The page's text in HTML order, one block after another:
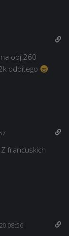
obj.260
odbitego
francuskich
08:56